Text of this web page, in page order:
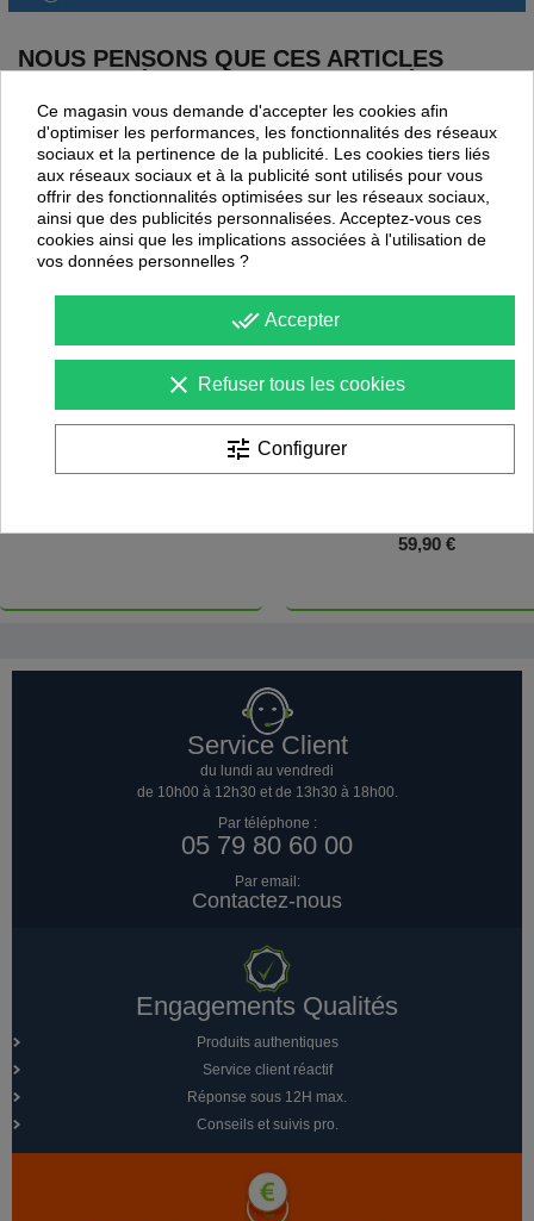
NOUS PENSONS QUE CES ARTICLES
Filet pour mini but pliable
Filet pour but
59,90 €
Service Client
du lundi au vendredi
de 10h00 à 12h30 et de 13h30 à 18h00.
Par téléphone :
05 79 80 60 00
Par email:
Contactez-nous
Engagements Qualités
Produits authentiques
Service client réactif
Réponse sous 12H max.
Conseils et suivis pro.
Ce magasin vous demande d'accepter les cookies afin
d'optimiser les performances, les fonctionnalités des réseaux
sociaux et la pertinence de la publicité. Les cookies tiers liés
aux réseaux sociaux et à la publicité sont utilisés pour vous
offrir des fonctionnalités optimisées sur les réseaux sociaux,
ainsi que des publicités personnalisées. Acceptez-vous ces
cookies ainsi que les implications associées à l'utilisation de
vos données personnelles ?
done_all Accepter
clear Refuser tous les cookies
tune Configurer